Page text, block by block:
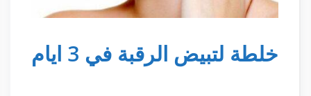
خلطة لتبيض الرقبة في 3 ايام